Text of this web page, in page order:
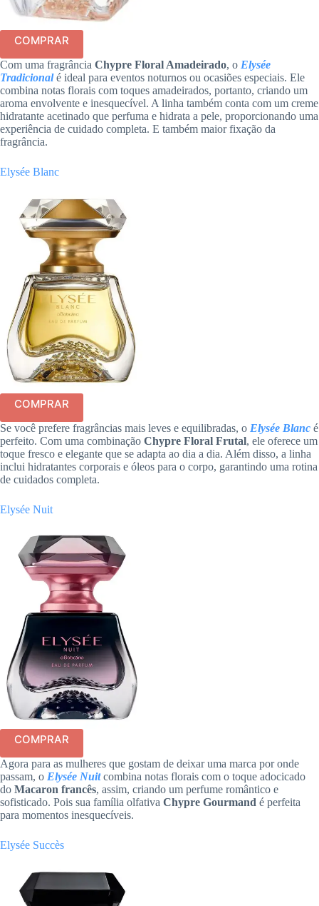
COMPRAR
Com uma fragrância Chypre Floral Amadeirado, o Elysée
Tradicionalé ideal para eventos noturnos ou ocasiões especiais. Ele
combina notas florais com toques amadeirados, portanto, criando um
aroma envolvente e inesquecível. A linha também conta com um creme
hidratante acetinado que perfuma e hidrata a pele, proporcionando uma
experiência de cuidado completa. E também maior fixação da
fragrância.
Elysée Blanc
COMPRAR
Se você prefere fragrâncias mais leves e equilibradas, o Elysée Blanc é
perfeito. Com uma combinação Chypre Floral Frutal, ele oferece um
toque fresco e elegante que se adapta ao dia a dia. Além disso, a linha
inclui hidratantes corporais e óleos para o corpo, garantindo uma rotina
de cuidados completa.
Elysée Nuit
COMPRAR
Agora para as mulheres que gostam de deixar uma marca por onde
passam, o Elysée Nuitcombina notas florais com o toque adocicado
do Macaron francês, assim, criando um perfume romântico e
sofisticado. Pois sua família olfativa Chypre Gourmand é perfeita
para momentos inesquecíveis.
Elysée Succès